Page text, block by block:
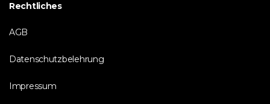
Rechtliches
AGB
Datenschutzbelehrung
Impressum